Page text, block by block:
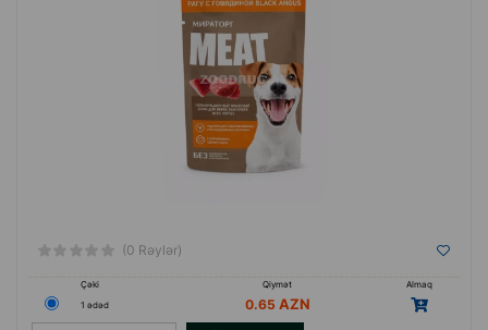
(0 Rəylər)
Çəki Qiymət
Almaq
1 ədəd
0.65